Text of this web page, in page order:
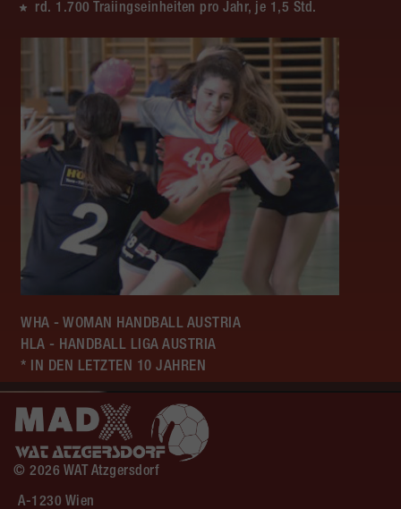
rd. 1.700 Traiingseinheiten pro Jahr, je 1,5 Std.
WHA - WOMAN HANDBALL AUSTRIA
HLA - HANDBALL LIGA AUSTRIA
* IN DEN LETZTEN 10 JAHREN
© 2026 WAT Atzgersdorf
A-1230 Wien